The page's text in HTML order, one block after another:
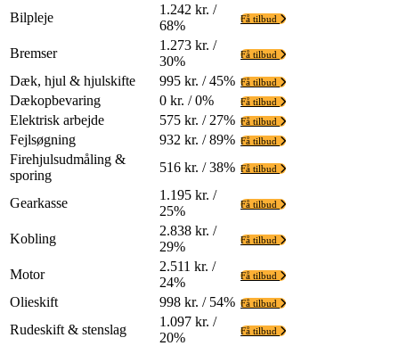
Bilpleje
1.242 kr. /
68%
Få tilbud
Bremser
1.273 kr. /
30%
Få tilbud
Dæk, hjul & hjulskifte 995 kr. / 45% Få tilbud
Dækopbevaring 0 kr. / 0% Få tilbud
Elektrisk arbejde 575 kr. / 27% Få tilbud
Fejlsøgning 932 kr. / 89% Få tilbud
Firehjulsudmåling &
sporing
516 kr. / 38% Få tilbud
Gearkasse
1.195 kr. /
25%
Få tilbud
Kobling
2.838 kr. /
29%
Få tilbud
Motor
2.511 kr. /
24%
Få tilbud
Olieskift 998 kr. / 54% Få tilbud
Rudeskift & stenslag
1.097 kr. /
20%
Få tilbud